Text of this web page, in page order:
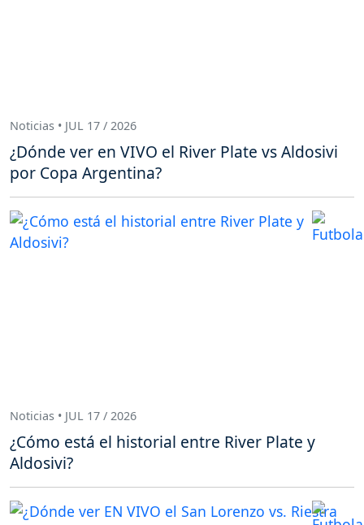
Noticias • JUL 17 / 2026
¿Dónde ver en VIVO el River Plate vs Aldosivi
por Copa Argentina?
Noticias • JUL 17 / 2026
¿Cómo está el historial entre River Plate y
Aldosivi?